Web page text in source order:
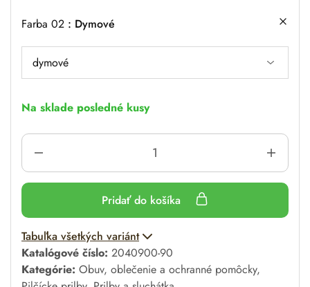
Farba 02 Dymové
Na sklade posledné kusy
Pridať do košíka
A
l
t
Tabuľka všetkých variánt
Katalógové číslo: 2040900-90
Kategórie: Obuv, oblečenie a ochranné pomôcky,